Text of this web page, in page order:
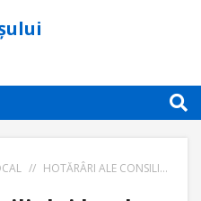
// HOTĂRÂRI ALE CONSILIULUI LOCAL